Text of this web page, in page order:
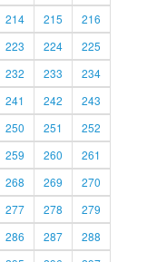
214 215
216
223 224
225
232 233
234
241 242
243
250 251
252
259 260
261
268 269
270
277 278
279
286 287
288